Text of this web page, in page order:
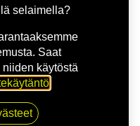
NA-1 XL
selaimella?
Saat
niiden käytöstä